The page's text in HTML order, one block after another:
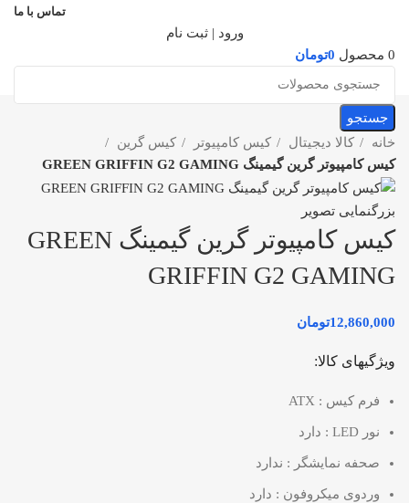
تماس با ما
ورود | ثبت نام
0 محصول 0تومان
جستجو
خانه
کالا دیجیتال کیس کامپیوتر
کیس گرین
کیس کامپیوتر گرین گیمینگ GREEN GRIFFIN G2 GAMING
بزرگنمایی تصویر
کیس کامپیوتر گرین گیمینگ GREEN
GRIFFIN G2 GAMING
12,860,000تومان
ویژگیهای کالا:
فرم کیس : ATX
نور LED : دارد
صحفه نمایشگر : ندارد
وردوی میکروفون : دارد